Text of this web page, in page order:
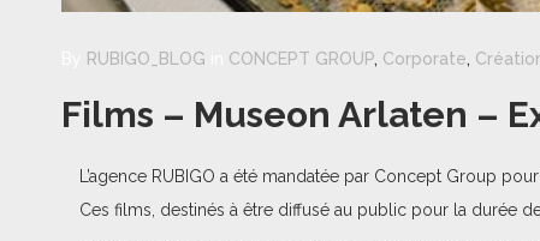
RUBIGO_BLOG CONCEPT GROUP, Corporate,
Films – Museon Arlaten –
L’agence RUBIGO a été mandatée par Concept Group pour
Ces films, destinés à être diffusé au public pour la durée